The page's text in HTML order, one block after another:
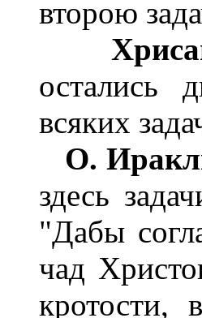
второю
остались
всяких
О.
здесь
"Дабы
чад
кротости,